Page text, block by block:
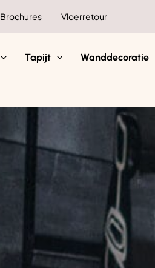
Brochures Vloerretour
Tapijt Wanddecoratie